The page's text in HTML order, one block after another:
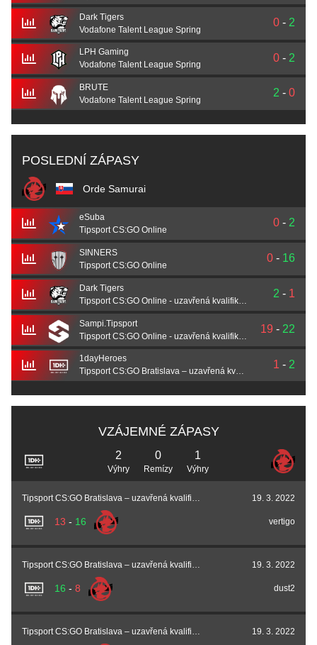
Dark Tigers
Vodafone Talent League Spring
0 - 2
LPH Gaming
Vodafone Talent League Spring
0 - 2
BRUTE
Vodafone Talent League Spring
2 - 0
POSLEDNÍ ZÁPASY
Orde Samurai
eSuba
Tipsport CS:GO Online
0 - 2
SINNERS
Tipsport CS:GO Online
0 - 16
Dark Tigers
Tipsport CS:GO Online - uzavřená kvalifikace
2 - 1
Sampi.Tipsport
Tipsport CS:GO Online - uzavřená kvalifikace
19 - 22
1dayHeroes
Tipsport CS:GO Bratislava – uzavřená kvalifikace
1 - 2
VZÁJEMNÉ ZÁPASY
2
Výhry
0
Remízy
1
Výhry
Tipsport CS:GO Bratislava – uzavřená kvalifikace 19. 3. 2022
13 - 16 vertigo
Tipsport CS:GO Bratislava – uzavřená kvalifikace 19. 3. 2022
16 - 8 dust2
Tipsport CS:GO Bratislava – uzavřená kvalifikace 19. 3. 2022